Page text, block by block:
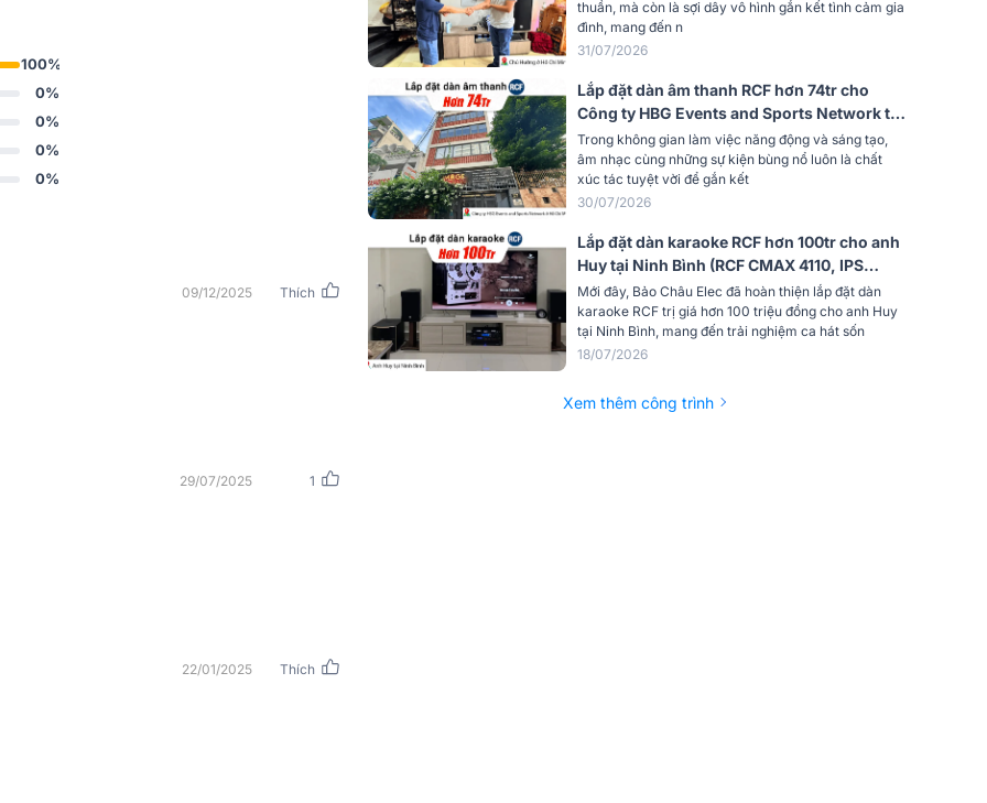
gọn của nó làm cho nó trở nên lý tưởng
là còi định hướng liên tục được tải tới
tán rộng và mượt mà. Bộ chuyển đổi tần
100%
0%
0%
0%
0%
09/12/2025 Thích
29/07/2025 1
22/01/2025 Thích
Phân khúc Siêu cao cấp
Chỉ số định hướng Q 9
Độ nhạy của hệ thống 97 dB
Trở kháng danh nghĩa
(OHM)
8 ohm
Bộ khuếch đại được
đề xuất
600 W
Tần số chéo 2200 Hz
Đánh giá công suất
MK3, BS9800, TIYN M8)
thuần, mà còn là sợi dây vô hình gắn kết tình cảm gia
đình, mang đến n
31/07/2026
Lắp đặt dàn âm thanh RCF hơn 74tr cho
Công ty HBG Events and Sports Network tại
TP HCM (RCF G-MAX 12, Audiocenter
CT3600, JBL VX9...)
Trong không gian làm việc năng động và sáng tạo,
âm nhạc cùng những sự kiện bùng nổ luôn là chất
xúc tác tuyệt vời để gắn kết
30/07/2026
Lắp đặt dàn karaoke RCF hơn 100tr cho anh
Huy tại Ninh Bình (RCF CMAX 4110, IPS
2.5K, JBL VX9, Pasion 12SP, BS-9800,…)
Mới đây, Bảo Châu Elec đã hoàn thiện lắp đặt dàn
karaoke RCF trị giá hơn 100 triệu đồng cho anh Huy
tại Ninh Bình, mang đến trải nghiệm ca hát sốn
18/07/2026
Xem thêm công trình